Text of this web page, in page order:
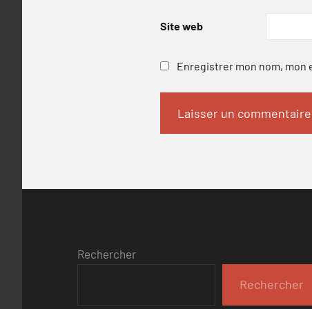
Site web
Enregistrer mon nom, mon
Rechercher
Rechercher